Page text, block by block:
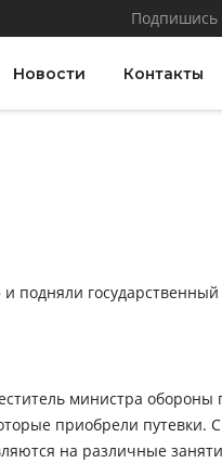
Подпишись
Новости Контакты
государственный
министра обороны
приобрели путевки.
на различные